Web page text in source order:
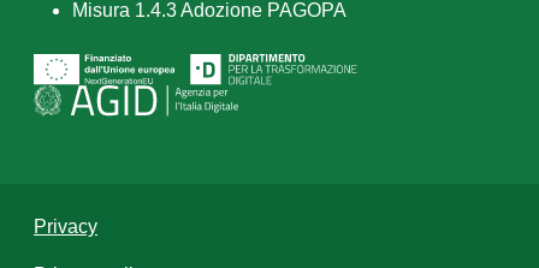
Misura 1.4.3 Adozione PAGOPA
Privacy